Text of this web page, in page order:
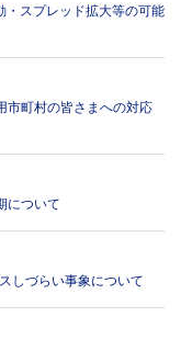
・スプレッド拡大等の可能
市町村の皆さまへの対応
について
しづらい事象について